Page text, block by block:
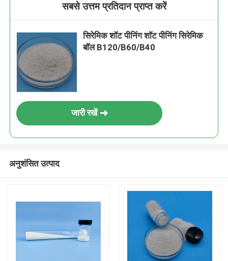
सबसे उत्तम प्रतिदान प्राप्त करें
सिरेमिक शॉट पीनिंग शॉट पीनिंग सिरेमिक
बॉल B120/B60/B40
जारी रखें
अनुशंसित उत्पाद